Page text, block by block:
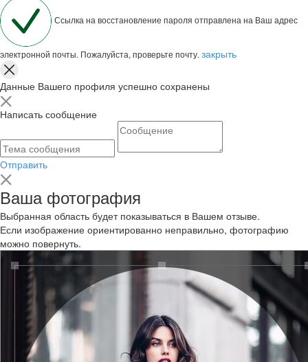
Ссылка на восстановление пароля отправлена на Ваш адрес
электронной почты. Пожалуйста, проверьте почту. закрыть
Данные Вашего профиля успешно сохранены
Написать сообщение
Отправить
Ваша фотография
Выбранная область будет показываться в Вашем отзыве.
Если изображение ориентированно неправильно, фотографию
можно повернуть.